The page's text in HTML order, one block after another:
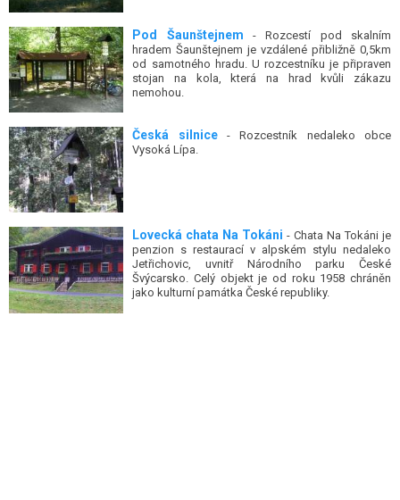
Pod Šaunštejnem - Rozcestí pod skalním
hradem Šaunštejnem je vzdálené přibližně 0,5km
od samotného hradu. U rozcestníku je připraven
stojan na kola, která na hrad kvůli zákazu
nemohou.
Česká silnice- Rozcestník nedaleko obce
Vysoká Lípa.
Lovecká chata Na Tokáni - Chata Na Tokáni je
penzion s restaurací v alpském stylu nedaleko
Jetřichovic, uvnitř Národního parku České
Švýcarsko. Celý objekt je od roku 1958 chráněn
jako kulturní památka České republiky.